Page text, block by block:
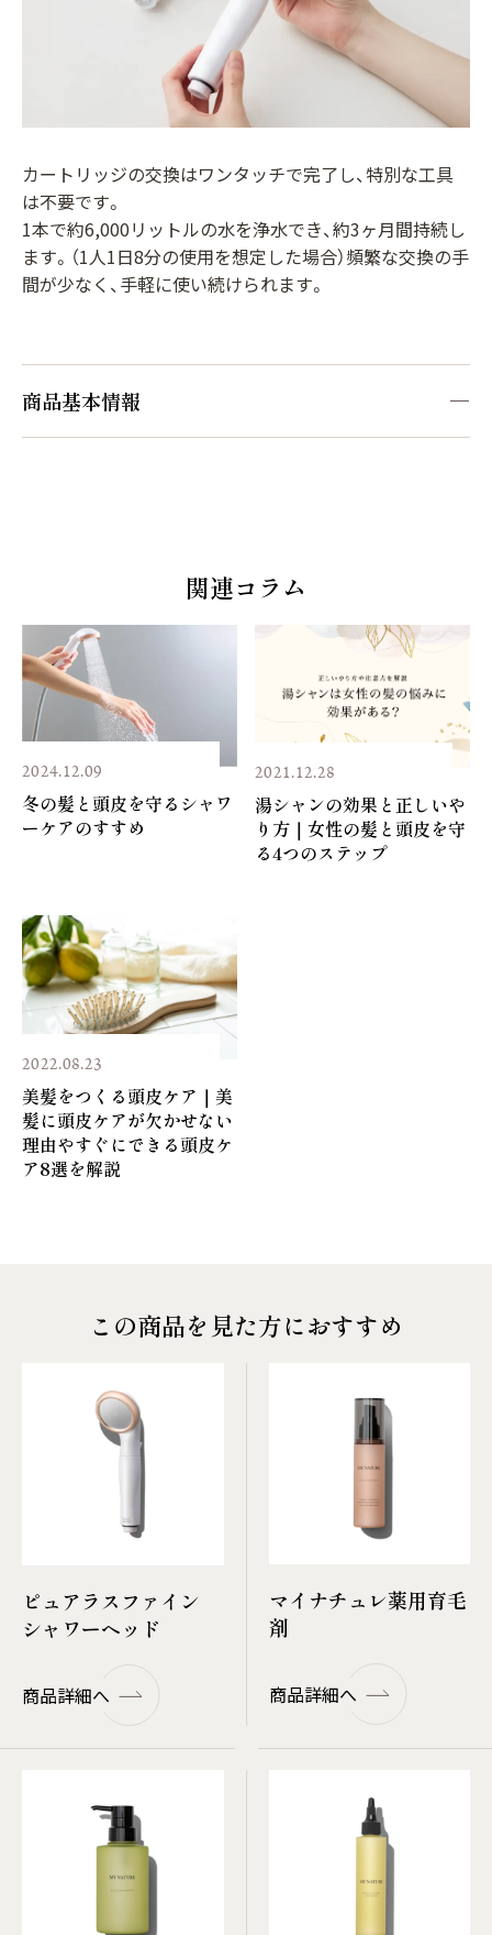
カートリッジの交換はワンタッチで完了し、特別な工具
は不要です。
1本で約6,000リットルの水を浄水でき、約3ヶ月間持続し
ます。（1人1日8分の使用を想定した場合）頻繁な交換の手
間が少なく、手軽に使い続けられます。
商品基本情報
カートリッジ:ポリプロピレン、ポリエステル、ろ材:亜硫
酸カルシウム
[商品サイズ]
[その他]
遊離残留塩素低減能力:約6000ℓ
[交換方法]対応シャワーヘッドの取扱説明書をご確認く
ださい。
関連コラム
2024.12.09
冬の髪と頭皮を守るシャワ
ーケアのすすめ
2021.12.28
湯シャンの効果と正しいや
り方｜女性の髪と頭皮を守
る4つのステップ
2022.08.23
美髪をつくる頭皮ケア｜美
髪に頭皮ケアが欠かせない
理由やすぐにできる頭皮ケ
ア8選を解説
この商品を見た方におすすめ
ピュアラスファイン
シャワーヘッド
商品詳細へ
マイナチュレ薬用育毛
剤
商品詳細へ